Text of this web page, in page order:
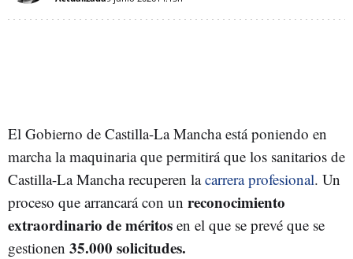
El Gobierno de Castilla-La Mancha está poniendo en
marcha la maquinaria que permitirá que los sanitarios de
Castilla-La Mancha recuperen lacarrera profesional. Un
proceso que arrancará con un reconocimiento
extraordinario de méritos en el que se prevé que se
gestionen 35.000 solicitudes.